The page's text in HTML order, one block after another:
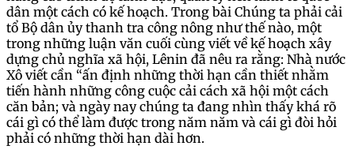
dân một cách có kế hoạch. Trong bài Chúng ta phải cải
tổ Bộ dân ủy thanh tra công nông như thế nào, một
trong những luận văn cuối cùng viết về kế hoạch xây
dựng chủ nghĩa xã hội, Lênin đã nêu ra rằng: Nhà nước
Xô viết cần “ấn định những thời hạn cần thiết nhằm
tiến hành những công cuộc cải cách xã hội một cách
căn bản; và ngày nay chúng ta đang nhìn thấy khá rõ
cái gì có thể làm được trong năm năm và cái gì đòi hỏi
phải có những thời hạn dài hơn.